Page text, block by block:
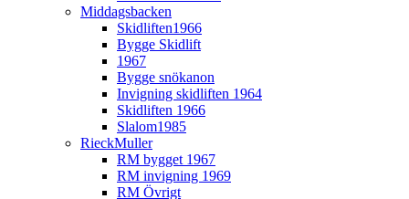
Middagsbacken
Skidliften1966
Bygge Skidlift
1967
Bygge snökanon
Invigning skidliften 1964
Skidliften 1966
Slalom1985
RieckMuller
RM bygget 1967
RM invigning 1969
RM Övrigt